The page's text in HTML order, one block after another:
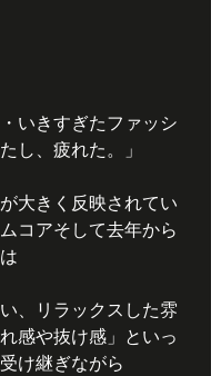
いきすぎたファッシ
し、疲れた。」
大きく反映されてい
コアそして去年から
、リラックスした雰
感や抜け感」といっ
け継ぎながら